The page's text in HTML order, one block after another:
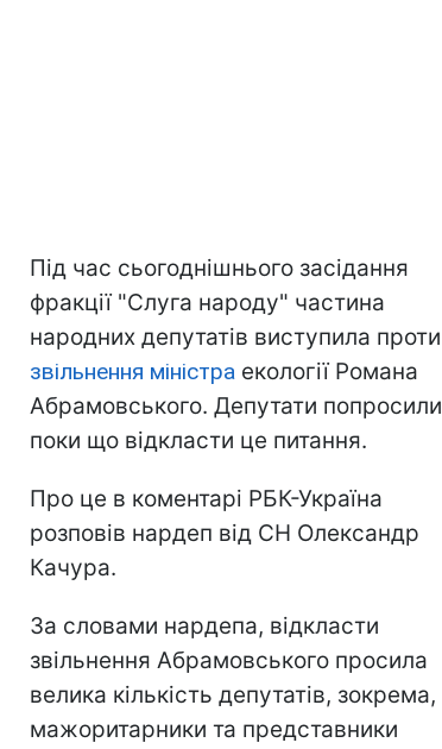
Під час сьогоднішнього засідання
фракції "Слуга народу" частина
народних депутатів виступила проти
звільнення міністра екології Романа
Абрамовського. Депутати попросили
поки що відкласти це питання.
Про це в коментарі РБК-Україна
розповів нардеп від СН Олександр
Качура.
За словами нардепа, відкласти
звільнення Абрамовського просила
велика кількість депутатів, зокрема,
мажоритарники та представники